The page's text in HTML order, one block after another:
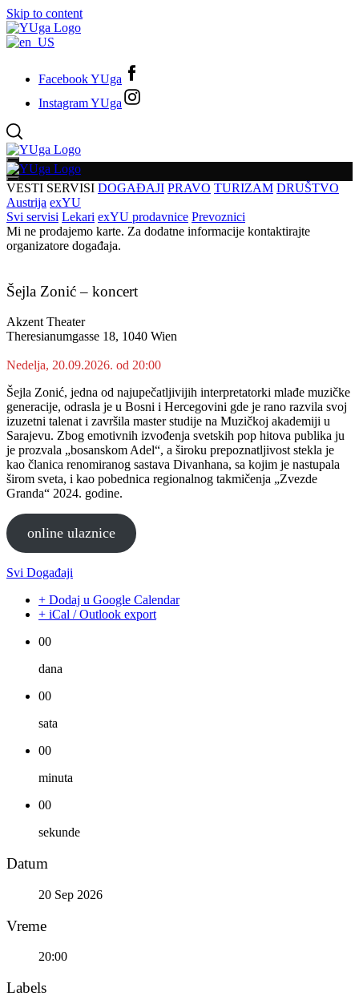
Skip to content
Facebook YUga
Instagram YUga
VESTI SERVISI DOGAĐAJI PRAVO TURIZAM DRUŠTVO
Austrija exYU
Svi servisi Lekari exYU prodavnice Prevoznici
Mi ne prodajemo karte. Za dodatne informacije kontaktirajte
organizatore događaja.
Šejla Zonić – koncert
Akzent Theater
Theresianumgasse 18, 1040 Wien
Nedelja, 20.09.2026. od 20:00
Šejla Zonić, jedna od najupečatljivijih interpretatorki mlađe muzičke
generacije, odrasla je u Bosni i Hercegovini gde je rano razvila svoj
izuzetni talenat i završila master studije na Muzičkoj akademiji u
Sarajevu. Zbog emotivnih izvođenja svetskih pop hitova publika ju
je prozvala „bosanskom Adel“, a široku prepoznatljivost stekla je
kao članica renomiranog sastava Divanhana, sa kojim je nastupala
širom sveta, i kao pobednica regionalnog takmičenja „Zvezde
Granda“ 2024. godine.
online ulaznice
Svi Događaji
+ Dodaj u Google Calendar
+ iCal / Outlook export
00
dana
00
sata
00
minuta
00
sekunde
Datum
20 Sep 2026
Vreme
20:00
Labels